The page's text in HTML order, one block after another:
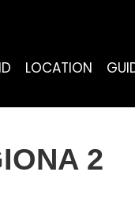
LOCATION
2